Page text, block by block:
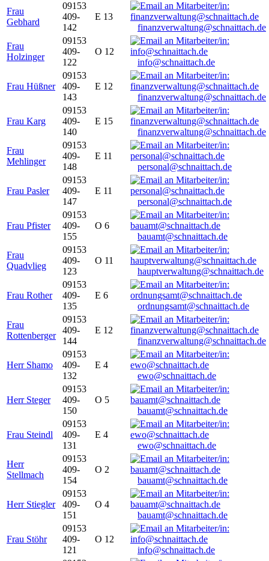
Frau
Gebhard
09153
409-
142
E 13
finanzverwaltung@schnaittach.de
Frau
Holzinger
09153
409-
122
O 12
info@schnaittach.de
Frau Hüßner
09153
409-
143
E 12
finanzverwaltung@schnaittach.de
Frau Karg
09153
409-
140
E 15
finanzverwaltung@schnaittach.de
Frau
Mehlinger
09153
409-
148
E 11
personal@schnaittach.de
Frau Pasler
09153
409-
147
E 11
personal@schnaittach.de
Frau Pfister
09153
409-
155
O 6
bauamt@schnaittach.de
Frau
Quadvlieg
09153
409-
123
O 11
hauptverwaltung@schnaittach.de
Frau Rother
09153
409-
135
E 6
ordnungsamt@schnaittach.de
Frau
Rottenberger
09153
409-
144
E 12
finanzverwaltung@schnaittach.de
Herr Shamo
09153
409-
132
E 4
ewo@schnaittach.de
Herr Steger
09153
409-
150
O 5
bauamt@schnaittach.de
Frau Steindl
09153
409-
131
E 4
ewo@schnaittach.de
Herr
Stellmach
09153
409-
154
O 2
bauamt@schnaittach.de
Herr Stiegler
09153
409-
151
O 4
bauamt@schnaittach.de
Frau Stöhr
09153
409-
121
O 12
info@schnaittach.de